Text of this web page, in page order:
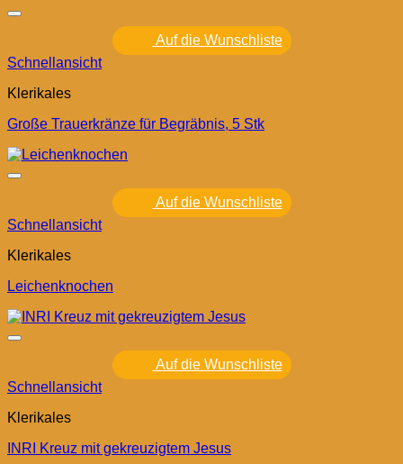
Auf die Wunschliste
Schnellansicht
Klerikales
Große Trauerkränze für Begräbnis, 5 Stk
Auf die Wunschliste
Schnellansicht
Klerikales
Leichenknochen
Auf die Wunschliste
Schnellansicht
Klerikales
INRI Kreuz mit gekreuzigtem Jesus